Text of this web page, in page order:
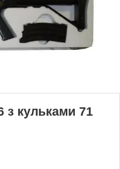
з кульками 71